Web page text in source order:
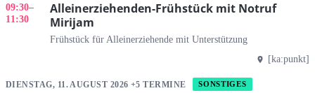
09:30–
11:30
Alleinerziehenden-Frühstück mit Notruf
Mirijam
Frühstück für Alleinerziehende mit Unterstützung
[ka:punkt]
DIENSTAG, 11. AUGUST 2026 +5 TERMINE SONSTIGES